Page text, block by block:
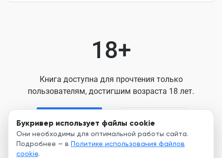
Букривер использует файлы cookie
Они необходимы для оптимальной работы сайта.
Подробнее — в Политике использования файлов
cookie.
18+
Книга доступна для прочтения только
пользователям, достигшим возраста 18 лет.
Нажимая кнопку, я принимаю условия